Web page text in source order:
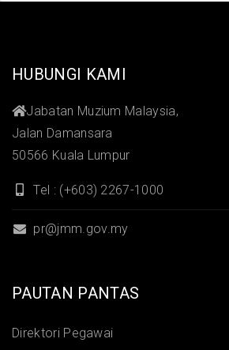
HUBUNGI KAMI
Jabatan Muzium Malaysia,
Jalan Damansara
50566 Kuala Lumpur
Tel : (+603) 2267-1000
pr@jmm.gov.my
PAUTAN PANTAS
Direktori Pegawai